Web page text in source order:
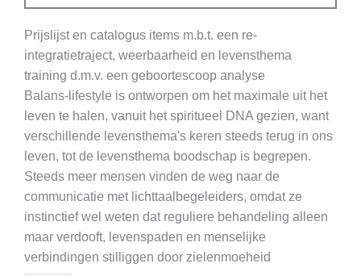
Prijslijst en catalogus items m.b.t. een re-
integratietraject, weerbaarheid en levensthema
training d.m.v. een geboortescoop analyse
Balans-lifestyle is ontworpen om het maximale uit het
leven te halen, vanuit het spiritueel DNA gezien, want
verschillende levensthema's keren steeds terug in ons
leven, tot de levensthema boodschap is begrepen.
Steeds meer mensen vinden de weg naar de
communicatie met lichttaalbegeleiders, omdat ze
instinctief wel weten dat reguliere behandeling alleen
maar verdooft, levenspaden en menselijke
verbindingen stilliggen door zielenmoeheid